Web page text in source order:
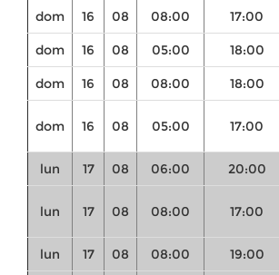
dom 16 08 08:00 17:00
dom 16 08 05:00 18:00
dom 16 08 08:00 18:00
dom 16 08 05:00 17:00
lun 17 08 06:00 20:00
lun 17 08 08:00 17:00
lun 17 08 08:00 19:00